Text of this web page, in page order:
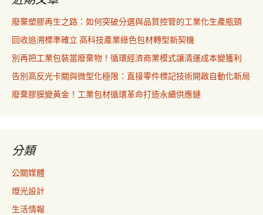
廢棄塑膠再生之路：如何突破分選與品質控管的工業化生產瓶頸
回收追溯標準確立 高科技產業綠色包材轉型新契機
別再把工業包裝當廢棄物！循環經濟商業模式讓清運成本變獲利
告別高反光卡關與微型化極限：直接零件標記技術開啟自動化新局
廢棄膠膜變黃金！工業包材循環革命打造永續供應鏈
分類
公關媒體
燈光設計
生活情報